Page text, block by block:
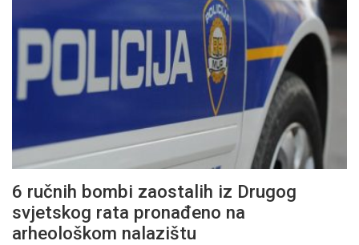
6 ručnih bombi zaostalih iz Drugog
svjetskog rata pronađeno na
arheološkom nalazištu